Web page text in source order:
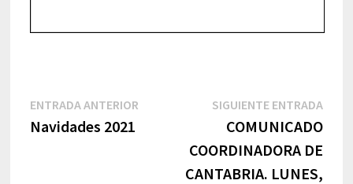
Navegación
de
ENTRADA ANTERIOREntrada
Navidades 2021
SIGUIENTE ENTRADA
COMUNICADO
COORDINADORA DE
CANTABRIA. LUNES,